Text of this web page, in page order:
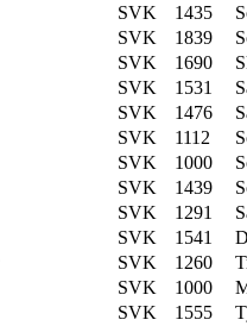
SVK 1435
SVK 1839
SVK 1690
SVK 1531
SVK 1476
SVK 1112
SVK 1000
SVK 1439
SVK 1291
SVK 1541
SVK 1260
SVK 1000
SVK 1555